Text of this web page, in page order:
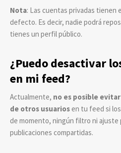
Nota: Las cuentas privadas tienen
defecto. Es decir, nadie podrá
tienes un perfil público.
¿Puedo desactivar
en mi feed?
Actualmente, no es posible
de otros usuariosen tu feed si
de momento, ningún filtro ni
publicaciones compartidas.